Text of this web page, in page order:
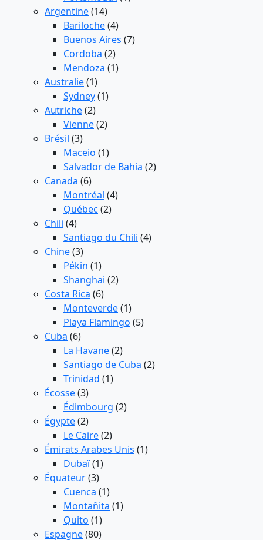
Argentine(14)
Bariloche(4)
Buenos Aires (7)
Cordoba (2)
Mendoza (1)
Australie(1)
Sydney(1)
Autriche(2)
Vienne(2)
Brésil (3)
Maceio (1)
Salvador de Bahia (2)
Canada (6)
Montréal (4)
Québec (2)
Chili (4)
Santiago du Chili (4)
Chine(3)
Pékin (1)
Shanghai (2)
Costa Rica (6)
Monteverde(1)
Playa Flamingo (5)
Cuba (6)
La Havane(2)
Santiago de Cuba (2)
Trinidad (1)
Écosse(3)
Édimbourg (2)
Égypte(2)
Le Caire(2)
Émirats Arabes Unis (1)
Dubaï(1)
Équateur(3)
Cuenca (1)
Montañita (1)
Quito (1)
Espagne(80)